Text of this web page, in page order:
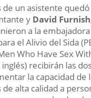
de un asistente
y David
a la embajadora
el Alivio del Sida
Who Have Sex
inglés) recibirán las
la capacidad de
alta calidad a